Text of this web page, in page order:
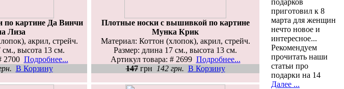
по картине Да Винчи
Лиза
акрил, стрейч.
см., высота 13 см.
2700 Подробнее...
В Корзину
Плотные носки с вышивкой по картине
Мунка Крик
Материал: Коттон (хлопок), акрил, стрейч.
Размер: длина 17 см., высота 13 см.
Артикул товара: # 2699 Подробнее...
147грн 142 грн. В Корзину
подарков
приготовил к 8
марта для женщин
нечто новое и
интересное...
Рекомендуем
прочитать наши
статьи про
подарки на 14
Далее ...